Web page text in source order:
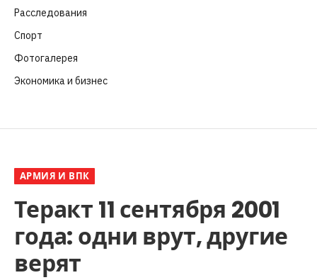
Расследования
Спорт
Фотогалерея
Экономика и бизнес
АРМИЯ И ВПК
Теракт 11 сентября 2001
года: одни врут, другие
верят